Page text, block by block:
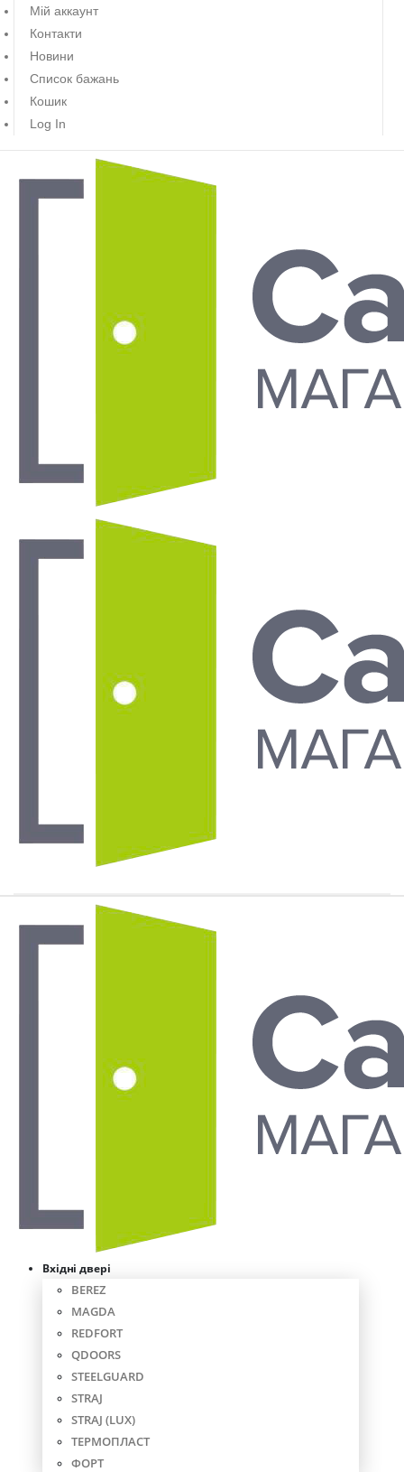
Мій аккаунт
Контакти
Новини
Список бажань
Кошик
Log In
Вхідні двері
BEREZ
MAGDA
REDFORT
QDOORS
STEELGUARD
STRAJ
STRAJ (LUX)
ТЕРМОПЛАСТ
ФОРТ